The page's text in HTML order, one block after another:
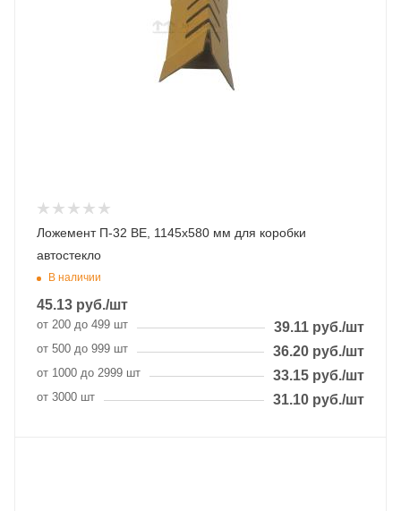
Ложемент П-32 ВЕ, 1145х580 мм для коробки
автостекло
В наличии
45.13 руб./шт
от 200 до 499 шт 39.11 руб./шт
от 500 до 999 шт 36.20 руб./шт
от 1000 до 2999 шт 33.15 руб./шт
от 3000 шт 31.10 руб./шт